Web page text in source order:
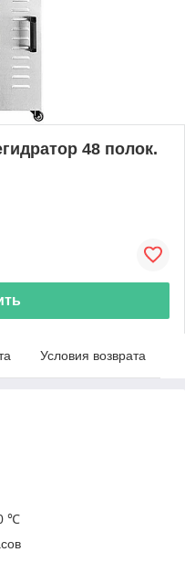
48 полок.
Условия возврата
℃